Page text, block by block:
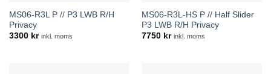
MS06-R3L P // P3 LWB R/H
Privacy
3300 kr inkl. moms
MS06-R3L-HS P // Half Slider
P3 LWB R/H Privacy
7750 kr inkl. moms